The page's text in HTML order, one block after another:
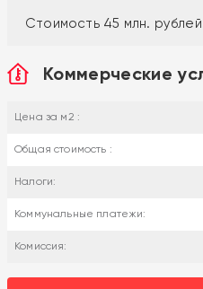
Стоимость 45 млн.
Коммерческие
Цена за м2 :
Общая стоимость :
Налоги:
Коммунальные платежи:
Комиссия: